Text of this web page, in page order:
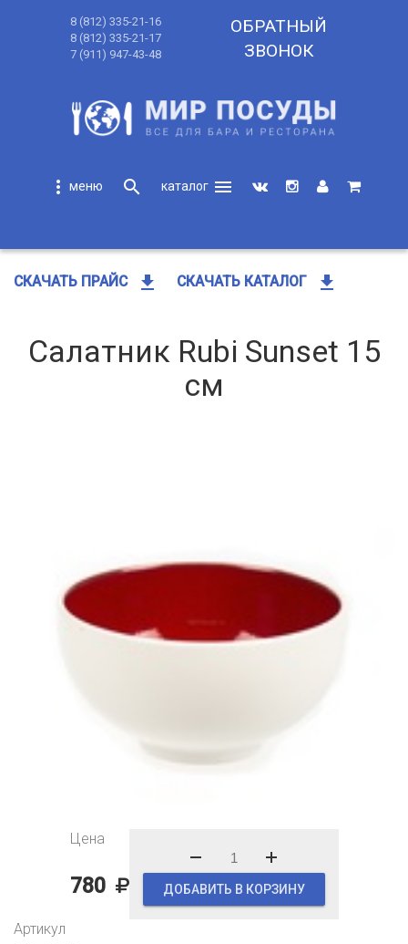
8 (812) 335-21-16
8 (812) 335-21-17
7 (911) 947-43-48
ОБРАТНЫЙ
ЗВОНОК
more_vert search
menu
СКАЧАТЬ ПРАЙС get_app СКАЧАТЬ КАТАЛОГ get_app
Салатник Rubi Sunset 15
см
Цена
780 ДОБАВИТЬ В КОРЗИНУ
Артикул